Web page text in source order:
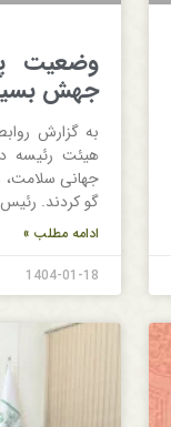
وضعیت
جهش
به گزارش
هیئت رئیسه
جهانی سلامت،
گو کردند.
ادامه مطلب »
1404-01-18